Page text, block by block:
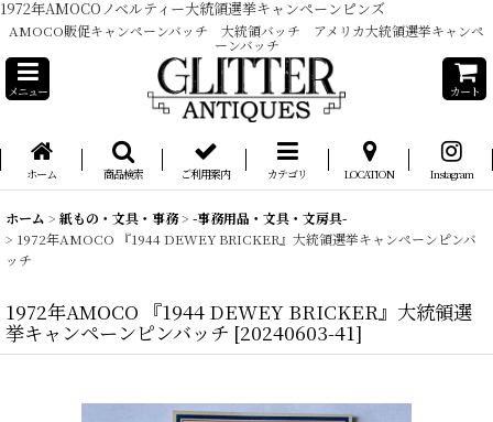
1972年AMOCOノベルティー大統領選挙キャンペーンピンズ
AMOCO販促キャンペーンバッチ 大統領バッチ アメリカ大統領選挙キャンペ
ーンバッチ
メニュー カート
ホーム 商品検索 ご利用案内 カテゴリ LOCATION Instagram
ホーム > 紙もの・文具・事務> -事務用品・文具・文房具-
> 1972年AMOCO 『1944 DEWEY BRICKER』大統領選挙キャンペーンピンバ
ッチ
1972年AMOCO 『1944 DEWEY BRICKER』大統領選
挙キャンペーンピンバッチ [20240603-41]